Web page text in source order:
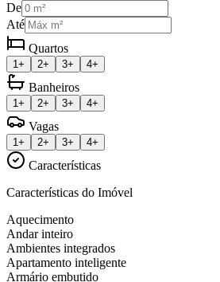
De
Até
Quartos
1+ 2+ 3+ 4+
Banheiros
1+ 2+ 3+ 4+
Vagas
1+ 2+ 3+ 4+
Características
Características do Imóvel
Aquecimento
Andar inteiro
Ambientes integrados
Apartamento inteligente
Armário embutido